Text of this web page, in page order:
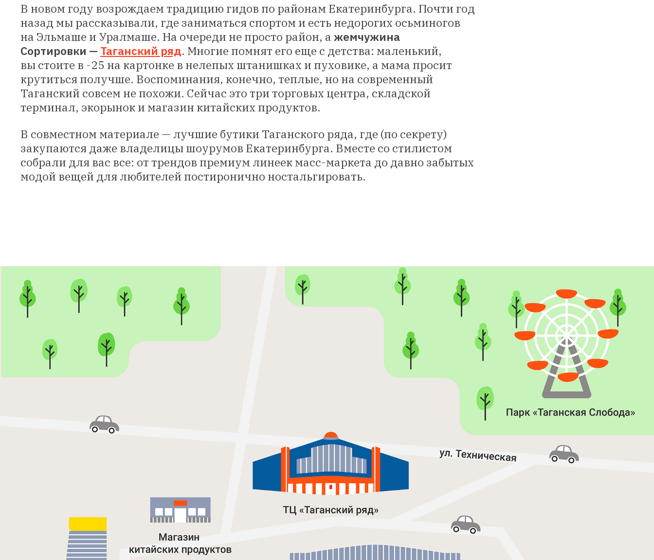
В новом году возрождаем традицию гидов по районам Екатеринбурга. Почти год
назад мы рассказывали, где заниматься спортом и есть недорогих осьминогов
на Эльмаше и Уралмаше. На очереди не просто район, а жемчужина
Сортировки — Таганский ряд. Многие помнят его еще с детства: маленький,
вы стоите в -25 на картонке в нелепых штанишках и пуховике, а мама просит
крутиться получше. Воспоминания, конечно, теплые, но на современный
Таганский совсем не похожи. Сейчас это три торговых центра, складской
терминал, экорынок и магазин китайских продуктов.
В совместном материале — лучшие бутики Таганского ряда, где (по секрету)
закупаются даже владелицы шоурумов Екатеринбурга. Вместе со стилистом
собрали для вас все: от трендов премиум линеек масс-маркета до давно забытых
модой вещей для любителей постиронично ностальгировать.